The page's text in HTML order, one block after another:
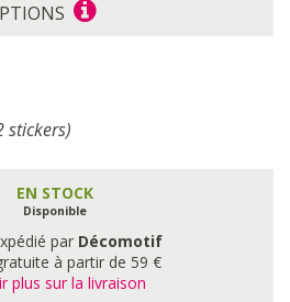
stickers)
EN STOCK
Disponible
par Décomotif
à partir de 59 €
plus sur la livraison